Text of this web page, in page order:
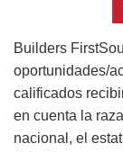
Builders
oportunidades/
calificados
en cuenta la
nacional, el